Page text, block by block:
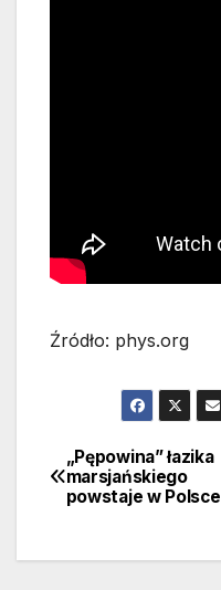
Źródło: phys.org
Nawigacja
wpisu
„Pępowina” łazika
marsjańskiego
powstaje w Polsce